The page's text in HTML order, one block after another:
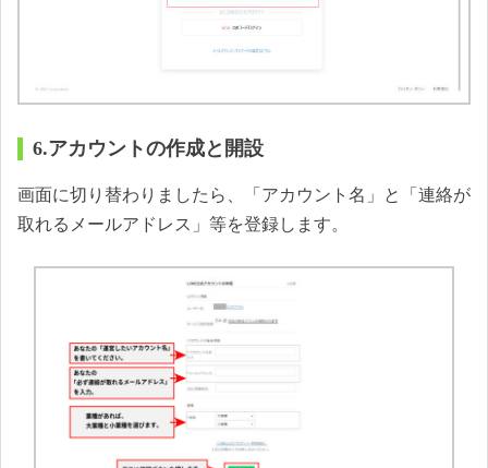
6.アカウントの作成と開設
画面に切り替わりましたら、「アカウント名」と「連絡が
取れるメールアドレス」等を登録します。